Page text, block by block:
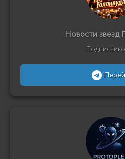
Новости звезд